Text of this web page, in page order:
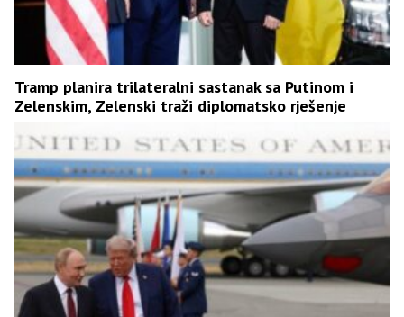
Tramp planira trilateralni sastanak sa Putinom i
Zelenskim, Zelenski traži diplomatsko rješenje